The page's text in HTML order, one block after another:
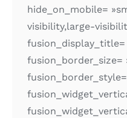
hide_on_mobile=
visibility,large-
fusion_display_title=
fusion_border_size=